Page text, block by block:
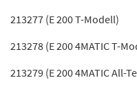
213277 (E 200 T-Modell)
213278 (E 200 4MATIC T-
213279 (E 200 4MATIC All-